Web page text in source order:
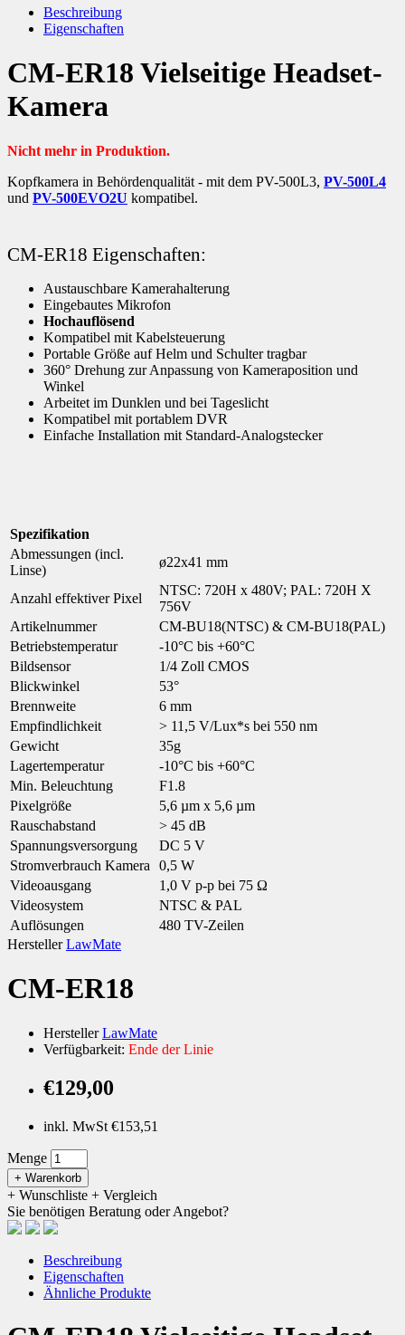
Beschreibung
Eigenschaften
CM-ER18 Vielseitige Headset-
Kamera
Nicht mehr in Produktion.
Kopfkamera in Behördenqualität - mit dem PV-500L3, PV-500L4
und PV-500EVO2U kompatibel.
CM-ER18 Eigenschaften:
Austauschbare Kamerahalterung
Eingebautes Mikrofon
Hochauflösend
Kompatibel mit Kabelsteuerung
Portable Größe auf Helm und Schulter tragbar
360° Drehung zur Anpassung von Kameraposition und
Winkel
Arbeitet im Dunklen und bei Tageslicht
Kompatibel mit portablem DVR
Einfache Installation mit Standard-Analogstecker
Spezifikation
Abmessungen (incl.
Linse)
ø22x41 mm
Anzahl effektiver Pixel
NTSC: 720H x 480V; PAL: 720H X
756V
Artikelnummer
CM-BU18(NTSC) & CM-BU18(PAL)
Betriebstemperatur
-10°C bis +60°C
Bildsensor
1/4 Zoll CMOS
Blickwinkel
53°
Brennweite
6 mm
Empfindlichkeit
> 11,5 V/Lux*s bei 550 nm
Gewicht
35g
Lagertemperatur
-10°C bis +60°C
Min. Beleuchtung
F1.8
Pixelgröße
5,6 µm x 5,6 µm
Rauschabstand
> 45 dB
Spannungsversorgung
DC 5 V
Stromverbrauch Kamera
0,5 W
Videoausgang
1,0 V p-p bei 75 Ω
Videosystem
NTSC & PAL
Auflösungen
480 TV-Zeilen
HerstellerLawMate
CM-ER18
HerstellerLawMate
Verfügbarkeit: Ende der Linie
€129,00
inkl. MwSt €153,51
Menge
+ Warenkorb
+ Wunschliste + Vergleich
Sie benötigen Beratung oder Angebot?
Beschreibung
Eigenschaften
Ähnliche Produkte